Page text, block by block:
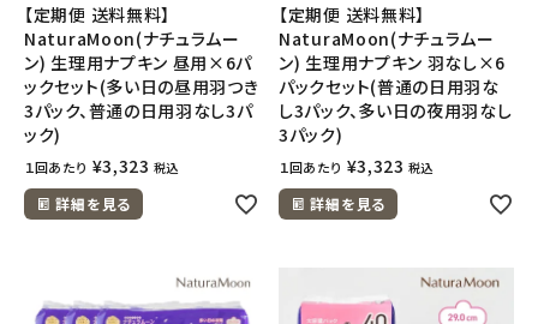
【定期便 送料無料】
NaturaMoon(ナチュラムー
ン) 生理用ナプキン 昼用×6パ
ックセット(多い日の昼用羽つき
3パック、普通の日用羽なし3パ
ック)
１回あたり ¥3,323 税込
詳細を見る
【定期便 送料無料】
NaturaMoon(ナチュラムー
ン) 生理用ナプキン 羽なし×6
パックセット(普通の日用羽な
し3パック、多い日の夜用羽なし
3パック)
１回あたり ¥3,323 税込
詳細を見る